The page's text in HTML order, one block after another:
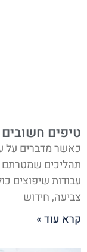
טיפים
כאשר מדברים על
תהליכים
עבודות שיפוצים
צביעה, חידוש
קרא עוד »